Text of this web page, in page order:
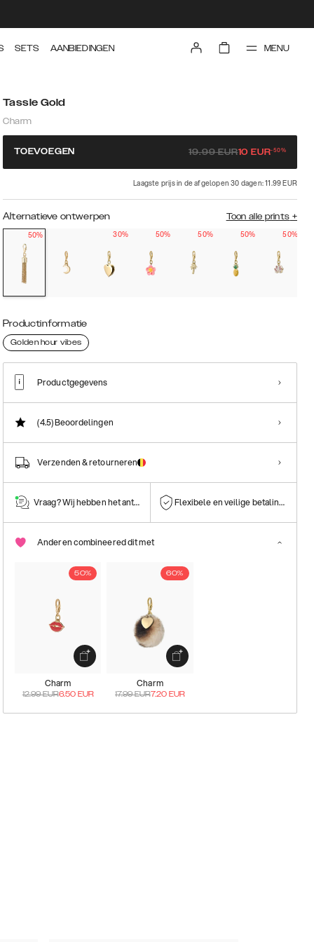
SETS AANBIEDINGEN MENU
Tassle Gold
Charm
TOEVOEGEN 19.99EUR10 EUR-50%
Laagste prijs in de afgelopen 30 dagen: 11.99 EUR
Alternatieve ontwerpen Toon alle prints +
50%
30% 50% 50% 50% 50%
Productinformatie
Golden hour vibes
Productgegevens
(4.5)Beoordelingen
Verzenden & retourneren
Vraag? Wij hebben het antwoord! Flexibele en veilige betalingen
Anderen combineered dit met
50%
Charm
12.99EUR6.50 EUR
60%
Charm
17.99EUR7.20 EUR